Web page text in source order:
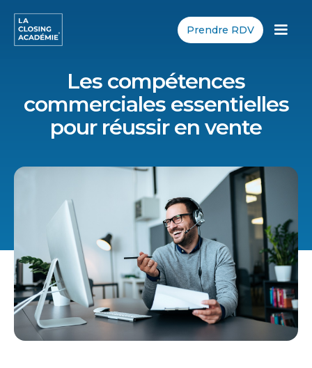
Prendre RDV
Les compétences
commerciales essentielles
pour réussir en vente